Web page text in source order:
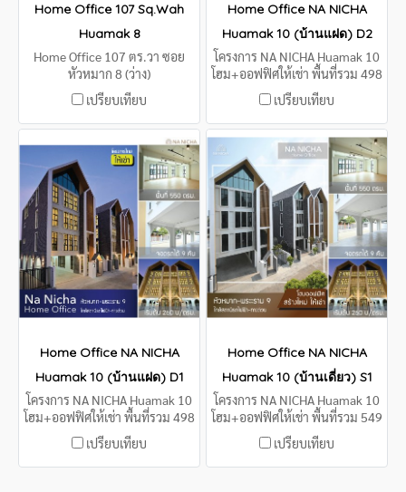
Home Office 107 Sq.Wah
Huamak 8
Home Office 107 ตร.วา ซอย
หัวหมาก 8 (ว่าง)
เปรียบเทียบ
Home Office NA NICHA
Huamak 10 (บ้านแฝด) D2
โครงการ NA NICHA Huamak 10
โฮม+ออฟฟิศให้เช่า พื้นที่รวม 498
ตรม.
เปรียบเทียบ
Home Office NA NICHA
Huamak 10 (บ้านแฝด) D1
โครงการ NA NICHA Huamak 10
โฮม+ออฟฟิศให้เช่า พื้นที่รวม 498
ตรม.
เปรียบเทียบ
Home Office NA NICHA
Huamak 10 (บ้านเดี่ยว) S1
โครงการ NA NICHA Huamak 10
โฮม+ออฟฟิศให้เช่า พื้นที่รวม 549
ตรม.
เปรียบเทียบ